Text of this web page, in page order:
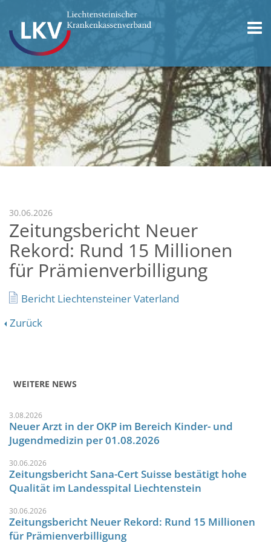
30.06.2026
Zeitungsbericht Neuer
Rekord: Rund 15 Millionen
für Prämienverbilligung
Bericht Liechtensteiner Vaterland
Zurück
WEITERE NEWS
3.08.2026
Neuer Arzt in der OKP im Bereich Kinder- und
Jugendmedizin per 01.08.2026
30.06.2026
Zeitungsbericht Sana-Cert Suisse bestätigt hohe
Qualität im Landesspital Liechtenstein
30.06.2026
Zeitungsbericht Neuer Rekord: Rund 15 Millionen
für Prämienverbilligung